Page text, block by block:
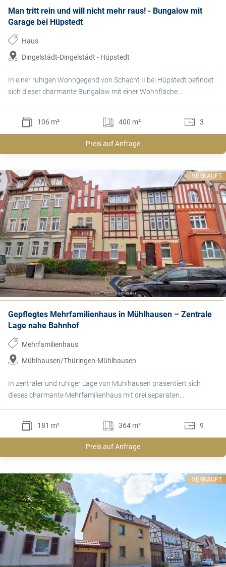
Man tritt rein und will nicht mehr raus! - Bungalow mit
Garage bei Hüpstedt
Haus
Dingelstädt-Dingelstädt - Hüpstedt
In einer ruhigen Wohngegend von Schacht II bei Hüpstedt befindet
sich dieser charmante Bungalow mit einer Wohnfläche...
106 m² 400 m² 3
Preis auf Anfrage
Gepflegtes Mehrfamilienhaus in Mühlhausen – Zentrale
Lage nahe Bahnhof
Mehrfamilienhaus
Mühlhausen/Thüringen-Mühlhausen
In zentraler und ruhiger Lage von Mühlhausen präsentiert sich
dieses charmante Mehrfamilienhaus mit drei separaten...
181 m² 364 m² 9
Preis auf Anfrage
VERKAUFT
VERKAUFT